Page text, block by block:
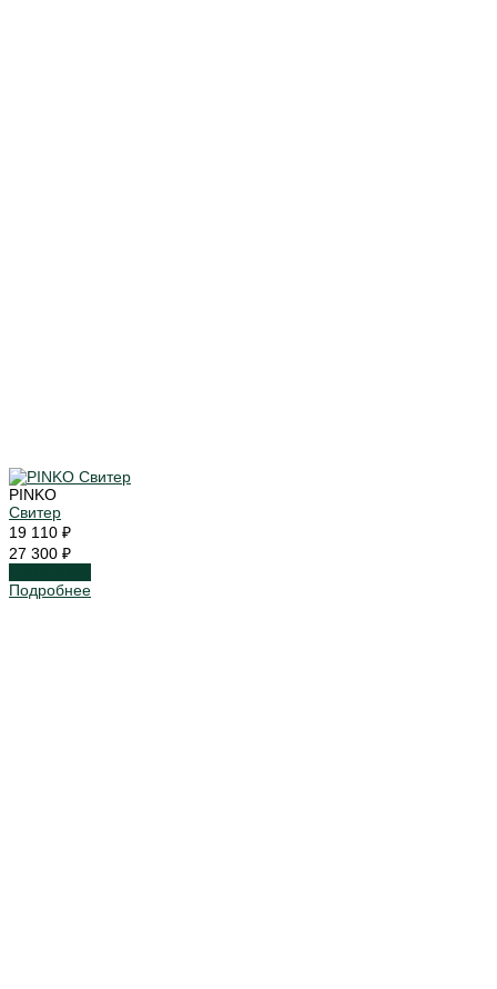
PINKO
Свитер
19 110 ₽
27 300 ₽
Подробнее